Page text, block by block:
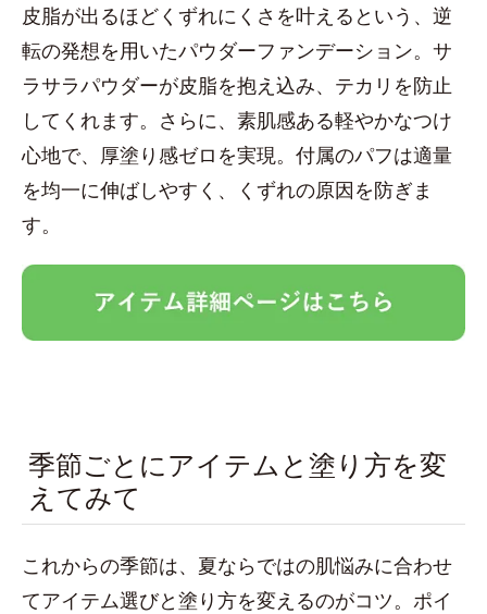
皮脂が出るほどくずれにくさを叶えるという、逆
転の発想を用いたパウダーファンデーション。サ
ラサラパウダーが皮脂を抱え込み、テカリを防止
してくれます。さらに、素肌感ある軽やかなつけ
心地で、厚塗り感ゼロを実現。付属のパフは適量
を均一に伸ばしやすく、くずれの原因を防ぎま
す。
季節ごとにアイテムと塗り方を変
えてみて
これからの季節は、夏ならではの肌悩みに合わせ
てアイテム選びと塗り方を変えるのがコツ。ポイ